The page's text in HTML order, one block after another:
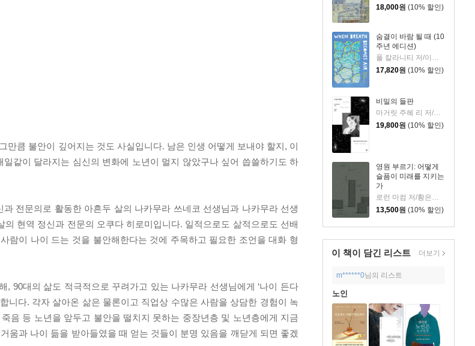
18,000원 (10% 할인)
숨결이 바람 될 때 (10
주년 에디션)
폴 칼라니티 저/이종인 역
17,820원 (10% 할인)
비밀의 들판
19,800원 (10% 할인)
영원 부르기: 어떻게
슬픔이 미래를 지키는
가
로런 마컴 저/황은주 역
13,500원 (10% 할인)
이 책이 담긴 리스트 더보기
m******0님의 리스트
노인
만큼 불안이 깊어지는 것도 사실입니다. 남은 인생 어떻게 보내야 할지, 이
같이 달라지는 심신의 변화에 노년이 멀지 않았구나 싶어 씁쓸하기도 하
전문의로 활동한 아흔두 살의 나카무라 쓰네코 선생님과 나카무라 선생
현역 정신과 전문의 오쿠다 히로미입니다. 일적으로도 삶적으로도 선배
람이 나이 드는 것을 불안해한다는 것에 주목하고 필요한 조언을 대화 형
90대의 삶도 적극적으로 꾸려가고 있는 나카무라 선생님에게 ‘나이 든다
니다. 각자 살아온 삶은 물론이고 직업상 수많은 사람을 상담한 경험이 녹
음 등 노년을 앞두고 불안을 떨치지 못하는 중장년층 및 노년층에게 지금
움과 나이 듦을 받아들였을 때 얻는 것들이 분명 있음을 깨닫게 되면 좋겠